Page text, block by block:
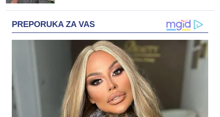
PREPORUKA ZA VAS